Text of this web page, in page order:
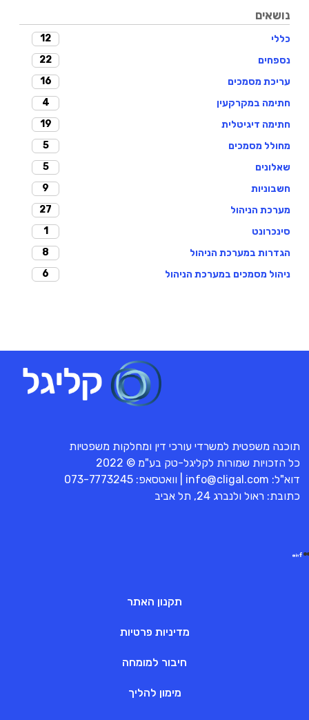
נושאים
כללי
12
נספחים
22
עריכת מסמכים
16
חתימה במקרקעין
4
חתימה דיגיטלית
19
מחולל מסמכים
5
שאלונים
5
חשבוניות
9
מערכת הניהול
27
סינכרונט
1
הגדרות במערכת הניהול
8
ניהול מסמכים במערכת הניהול
6
תוכנה משפטית למשרדי עורכי דין ומחלקות משפטיות
כל הזכויות שמורות לקליגל-טק בע"מ © 2022
דוא"ל: info@cligal.com | וואטסאפ: 073-7773245
כתובת: ראול ולנברג 24, תל אביב
תקנון האתר
מדיניות פרטיות
חיבור למומחה
מימון להליך